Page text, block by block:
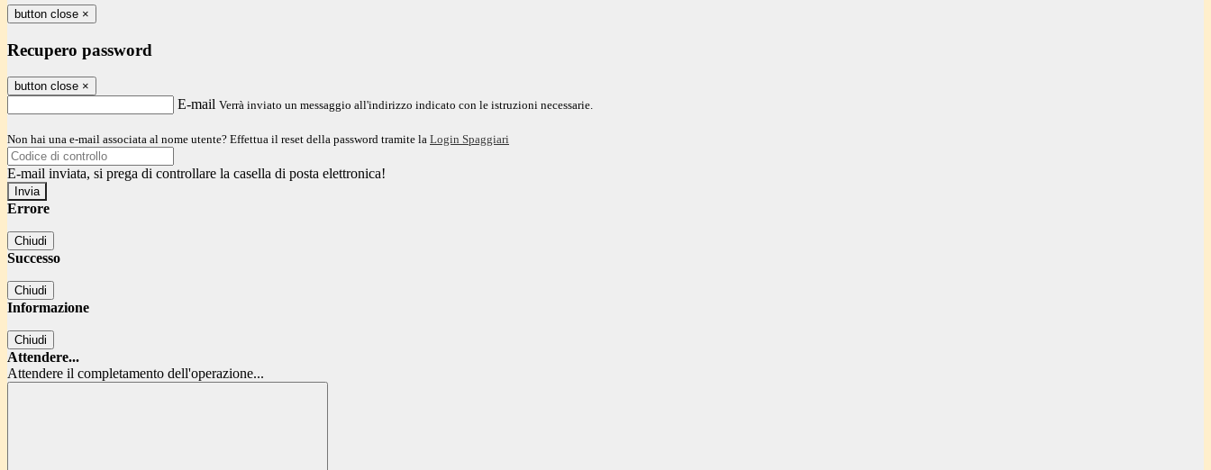
button close ×
Recupero password
button close ×
E-mail Verrà inviato un messaggio all'indirizzo indicato con le istruzioni necessarie.
Non hai una e-mail associata al nome utente? Effettua il reset della password tramite la Login Spaggiari
E-mail inviata, si prega di controllare la casella di posta elettronica!
Errore
Chiudi
Successo
Chiudi
Informazione
Chiudi
Attendere...
Attendere il completamento dell'operazione...